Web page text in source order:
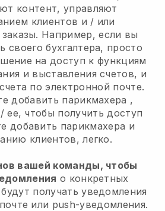
контент, управляют
клиентов и / или
Например, если вы
своего бухгалтера, просто
на доступ к функциям
и выставления счетов, и
по электронной почте.
добавить парикмахера ,
ее, чтобы получить доступ
добавить парикмахера и
клиентов, легко.
вашей команды, чтобы
о конкретных
получать уведомления
или push-уведомления.